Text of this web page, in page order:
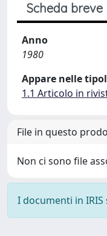
Scheda breve
Anno
1980
Appare nelle
1.1 Articolo in
File in questo
Non ci sono file
I documenti in